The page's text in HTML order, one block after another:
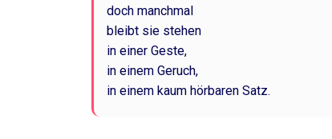
doch
bleibt sie stehen
in einer Geste,
in einem Geruch,
in einem kaum hörbaren Satz.